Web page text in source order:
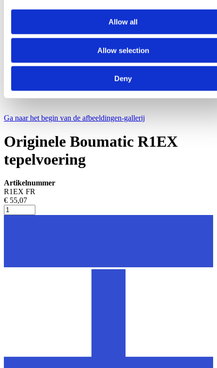
Allow all
Allow selection
Deny
Ga naar het begin van de afbeeldingen-gallerij
Originele Boumatic R1EX
tepelvoering
Artikelnummer
R1EX FR
€ 55,07